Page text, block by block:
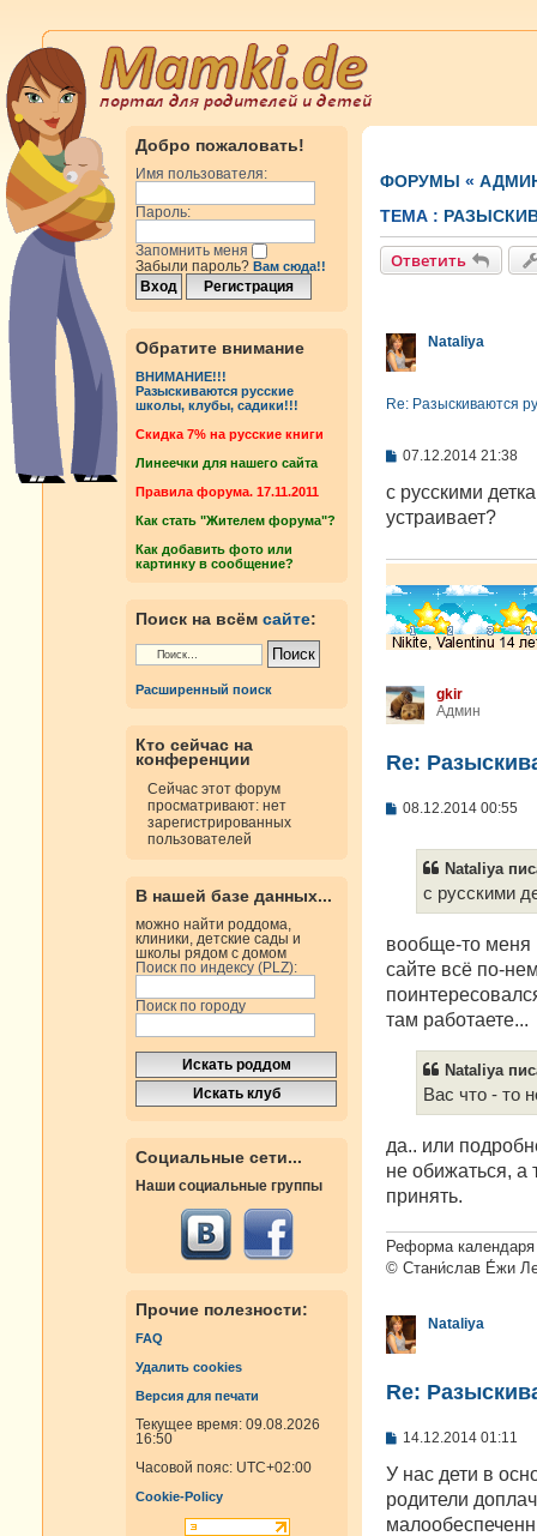
Добро пожаловать!
Имя пользователя:
Пароль:
Запомнить меня
Забыли пароль? Вам сюда!!
Обратите внимание
ВНИМАНИЕ!!!
Разыскиваются русские
школы, клубы, садики!!!
Cкидка 7% на русские книги
Линеечки для нашего сайта
Правила форума. 17.11.2011
Как стать "Жителем форума"?
Как добавить фото или
картинку в сообщение?
Поиск на всём сайте:
Расширенный поиск
Кто сейчас на
конференции
Сейчас этот форум
просматривают: нет
зарегистрированных
пользователей
В нашей базе данных...
можно найти роддома,
клиники, детские сады и
школы рядом с домом
Поиск по индексу (PLZ):
Поиск по городу
Социальные сети...
Наши социальные группы
Прочие полезности:
FAQ
Удалить cookies
Версия для печати
Текущее время: 09.08.2026
16:50
Часовой пояс: UTC+02:00
Cookie-Policy
ФОРУМЫ «
ТЕМА :
Ответить
Nataliya
Re: Разыскиваются
С
о
б
щ
н
е
07.12.2014 21:38
с русскими
устраивает?
gkir
Админ
Re:
С
е
08.12.2014 00:55
Nataliya
с русскими
вообще-то меня
сайте всё по-
там работаете...
Nataliya
Вас что - то
да.. или
не обижаться, а
принять.
Реформа
© Стани́слав Е́жи
Nataliya
Re:
С
о
щ
е
14.12.2014 01:11
У нас дети в
родители